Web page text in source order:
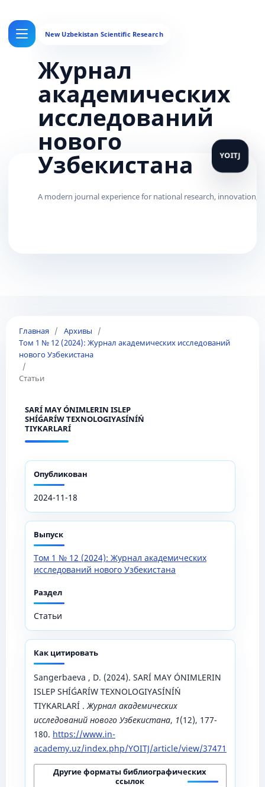
Журнал
академических
исследований
нового
Узбекистана
Главная / Архивы
/
Том 1 № 12 (2024): Журнал академических исследований
нового Узбекистана
/
Статьи
SARÍ MAY ÓNIMLERIN ISLEP
SHÍǴARÍW TEXNOLOGIYASÍNÍŃ
TIYKARLARÍ
Опубликован
2024-11-18
Выпуск
Том 1 № 12 (2024): Журнал академических
исследований нового Узбекистана
Раздел
Статьи
Как цитировать
Sangerbaeva , D. (2024). SARÍ MAY ÓNIMLERIN
ISLEP SHÍǴARÍW TEXNOLOGIYASÍNÍŃ
TIYKARLARÍ .Журнал академических
исследований нового Узбекистана, 1(12), 177-
180. https://www.in-
academy.uz/index.php/YOITJ/article/view/37471
Другие форматы библиографических
ссылок